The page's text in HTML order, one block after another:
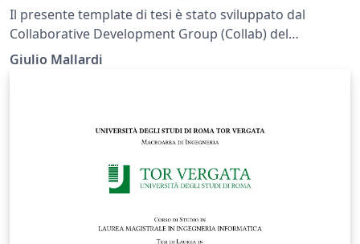
Il presente template di tesi è stato sviluppato dal
Collaborative Development Group (Collab) del
Dipartimento di Informatica dell’Università degli Studi
previste dall’Ateneo. Si specifica che il documento non
rappresenta un modello ufficiale dell’Università.
Giulio Mallardi